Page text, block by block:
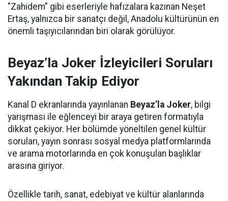
"Zahidem" gibi eserleriyle hafızalara kazınan Neşet
Ertaş, yalnızca bir sanatçı değil, Anadolu kültürünün en
önemli taşıyıcılarından biri olarak görülüyor.
Beyaz’la Joker İzleyicileri Soruları
Yakından Takip Ediyor
Kanal D ekranlarında yayınlanan Beyaz’la Joker, bilgi
yarışması ile eğlenceyi bir araya getiren formatıyla
dikkat çekiyor. Her bölümde yöneltilen genel kültür
soruları, yayın sonrası sosyal medya platformlarında
ve arama motorlarında en çok konuşulan başlıklar
arasına giriyor.
Özellikle tarih, sanat, edebiyat ve kültür alanlarında